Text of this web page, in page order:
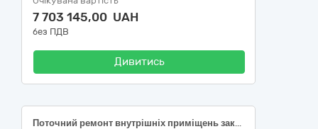
7 703 145,00 UAH
без ПДВ
Дивитись
Поточний ремонт внутрішніх приміщень закладу дошкільної освіти (ясла-садок) комбінованого типу №27 «Берізка» Чернівецької міської ради